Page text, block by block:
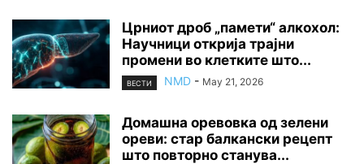
Црниот дроб „памети“ алкохол:
Научници открија трајни
промени во клетките што...
ВЕСТИ NMD - May 21, 2026
Домашна оревовка од зелени
ореви: стар балкански рецепт
што повторно станува...